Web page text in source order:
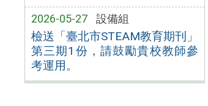
2026-05-27 設備組
檢送「臺北市STEAM教育期刊」
第三期1份，請鼓勵貴校教師參
考運用。